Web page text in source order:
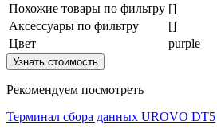
Похожие товары по фильтру []
Аксессуары по фильтру
[]
Цвет
purple
Узнать стоимость
Рекомендуем посмотреть
Терминал сбора данных UROVO DT5